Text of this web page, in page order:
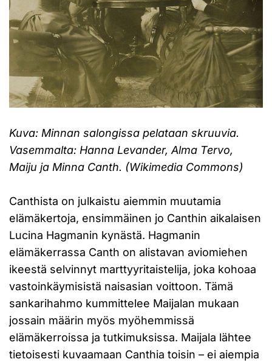
Kuva: Minnan salongissa pelataan skruuvia.
Vasemmalta: Hanna Levander, Alma Tervo,
Maiju ja Minna Canth. (Wikimedia Commons)
Canthista on julkaistu aiemmin muutamia
elämäkertoja, ensimmäinen jo Canthin aikalaisen
Lucina Hagmanin kynästä. Hagmanin
elämäkerrassa Canth on alistavan aviomiehen
ikeestä selvinnyt marttyyritaistelija, joka kohoaa
vastoinkäymisistä naisasian voittoon. Tämä
sankarihahmo kummittelee Maijalan mukaan
jossain määrin myös myöhemmissä
elämäkerroissa ja tutkimuksissa. Maijala lähtee
tietoisesti kuvaamaan Canthia toisin – ei aiempia